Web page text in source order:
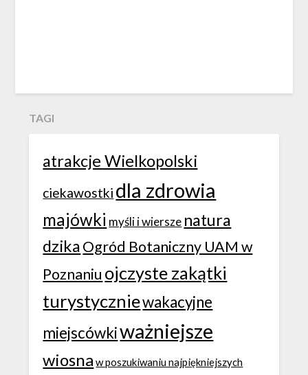
TAGI
atrakcje Wielkopolski
ciekawostki dla zdrowia
majówki myśli i wiersze natura
dzikaOgród Botaniczny UAM w
Poznaniu ojczyste zakątki
turystyczniewakacyjne
miejscówkiważniejsze
wiosna w poszukiwaniu najpiękniejszych